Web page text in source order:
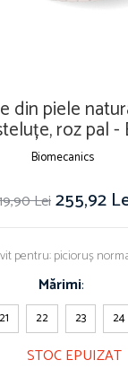
din piele
roz pal -
Biomecanics
Lei255,92
pentru: picioruș
Mărimi:
21 22 23 24
STOC EPUIZAT